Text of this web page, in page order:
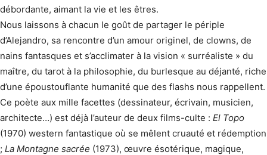
débordante, aimant la vie et les êtres.
Nous laissons à chacun le goût de partager le périple
d’Alejandro, sa rencontre d’un amour originel, de clowns, de
nains fantasques et s’acclimater à la vision « surréaliste » du
maître, du tarot à la philosophie, du burlesque au déjanté, riche
d’une époustouflante humanité que des flashs nous rappellent.
Ce poète aux mille facettes (dessinateur, écrivain, musicien,
architecte…) est déjà l’auteur de deux films-culte : El Topo
(1970) western fantastique où se mêlent cruauté et rédemption
; La Montagne sacrée (1973), œuvre ésotérique, magique,